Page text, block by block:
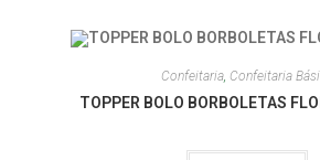
Confeitaria, Confeitaria
TOPPER BOLO BORBOLETAS